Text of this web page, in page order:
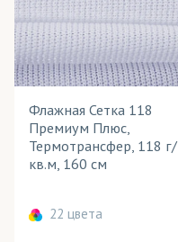
Флажная Сетка 118
Премиум Плюс,
Термотрансфер, 118 г/
кв.м, 160 см
22 цвета